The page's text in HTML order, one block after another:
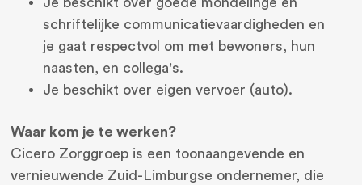
schriftelijke communicatievaardigheden en
je gaat respectvol om met bewoners, hun
naasten, en collega's.
Je beschikt over eigen vervoer (auto).
Waar kom je te werken?
Cicero Zorggroep is een toonaangevende en
vernieuwende Zuid-Limburgse ondernemer, die